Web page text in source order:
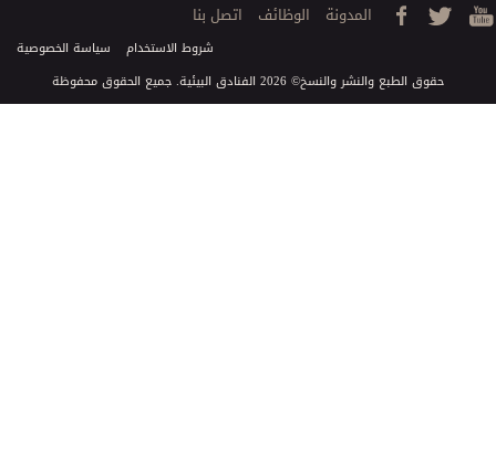
المدونة الوظائف اتصل بنا
حقوق الطبع والنشر والنسخ© 2026 الفنادق البيئية. جميع الحقوق محفوظة
سياسة الخصوصية شروط الاستخدام